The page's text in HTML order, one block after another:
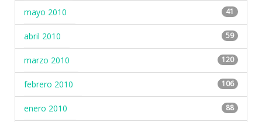
mayo 2010 41
abril 2010 59
marzo 2010 120
febrero 2010 106
enero 2010 88